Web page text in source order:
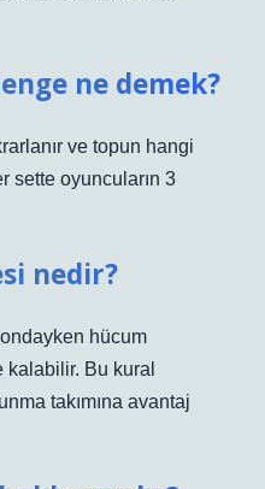
ne demek?
ve topun hangi
sette oyuncuların 3
nedir?
hücum
Bu kural
takımına avantaj